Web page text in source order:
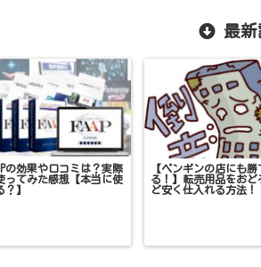
最
の効果や口コミは？実際
ってみた感想【本当に使
？】
【ペンギンの店にも勝
る！】転売用品をおど
ど安く仕入れる方法！